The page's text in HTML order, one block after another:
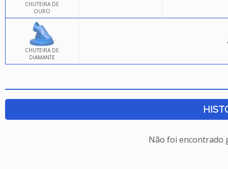
CHUTEIRA DE
OURO
CHUTEIRA DE
DIAMANTE
Não foi encontrado